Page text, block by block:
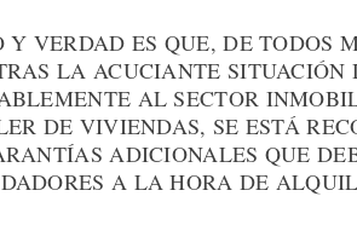
Y VERDAD ES QUE, DE TODOS
LA ACUCIANTE
AL SECTOR
DE VIVIENDAS, SE ESTÁ
ADICIONALES QUE
A LA HORA DE